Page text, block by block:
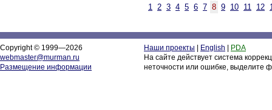
1 2 3 4 5 6 7 8 9 10 11 12
Copyright © 1999—2026
webmaster@murman.ru
Размещение информации
Наши проекты English
PDA
На сайте действует система
неточности или ошибке, выделите